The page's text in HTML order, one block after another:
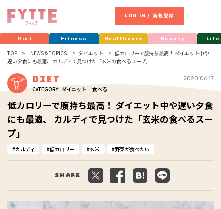
LOG IN / 新規登録
Diet Fitness Healthcare Beauty
TOP NEWS & TOPICS ダイエット
低カロリーで腹持ち最高！ ダイエット中や
遅い夕食にも最適、 カルディで見つけた「玄米の食べるスープ」
Diet
CATEGORY : ダイエット ｜食べる
2020.06.17
低カロリーで腹持ち最高！ ダイエット中や遅い夕食
にも最適、 カルディで見つけた「玄米の食べるスー
プ」
カルディ 低カロリー 玄米 野菜が食べたい
Share